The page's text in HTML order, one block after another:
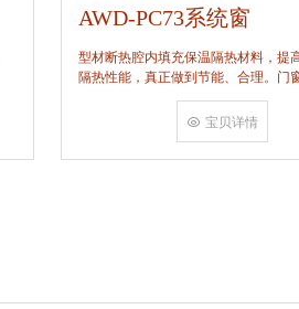
AWD-PC73系统窗
型材断热腔内填充保温隔热材料，提
隔热性能，真正做到节能、合理。门
角，采用多点挤压角码结构与加重型
结合完成，在通过角部加注德国双组
宝贝详情